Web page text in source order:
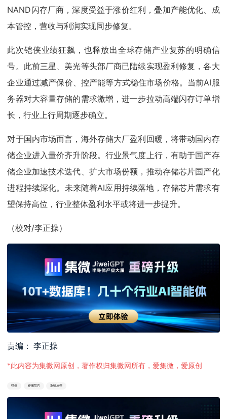
NAND闪存厂商，深度受益于涨价红利，叠加产能优化、成
本管控，营收与利润实现同步修复。
此次铠侠业绩狂飙，也释放出全球存储产业复苏的明确信
号。此前三星、美光等头部厂商已陆续实现盈利修复，各大
企业通过减产保价、控产能等方式稳住市场价格。当前AI服
务器对大容量存储的需求激增，进一步拉动高端闪存订单增
长，行业上行周期逐步确立。
对于国内市场而言，海外存储大厂盈利回暖，将带动国内存
储企业进入量价齐升阶段。行业景气度上行，有助于国产存
储企业加速技术迭代、扩大市场份额，推动存储芯片国产化
进程持续深化。未来随着AI应用持续落地，存储芯片需求有
望保持高位，行业整体盈利水平或将进一步提升。
（校对/李正操）
责编： 李正操
*此内容为集微网原创，著作权归集微网所有，爱集微，爱原创
铠侠 存储芯片 业绩反弹